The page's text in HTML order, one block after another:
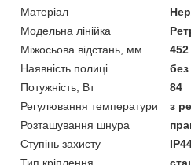
Матеріал
Модельна лінійка
Міжосьова відстань, мм
452
Наявність полиці
без
Потужність, Вт
84
Регулювання температури
з
Розташування шнура
Ступінь захисту
Тип кріплення